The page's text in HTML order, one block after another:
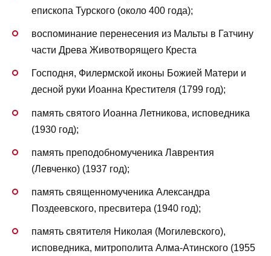
епископа Турского (около 400 года);
воспоминание перенесения из Мальты в Гатчину
части Древа Животворящего Креста
Господня, Филермской иконы Божией Матери и
десной руки Иоанна Крестителя (1799 год);
память святого Иоанна Летникова, исповедника
(1930 год);
память преподобномученика Лаврентия
(Левченко) (1937 год);
память священномученика Александра
Поздеевского, пресвитера (1940 год);
память святителя Николая (Могилевского),
исповедника, митрополита Алма-Атинского (1955